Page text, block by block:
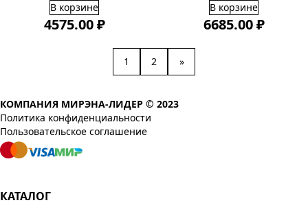
В корзине
4575.00 ₽
В корзине
6685.00 ₽
1 2 »
КОМПАНИЯ МИРЭНА-ЛИДЕР © 2023
Политика конфиденциальности
Пользовательское соглашение
КАТАЛОГ